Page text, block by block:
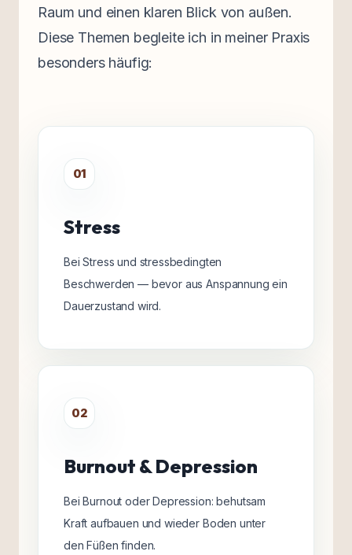
Raum und einen klaren Blick von außen.
Diese Themen begleite ich in meiner Praxis
besonders häufig:
01
Stress
Bei Stress und stressbedingten
Beschwerden — bevor aus Anspannung ein
Dauerzustand wird.
02
Burnout & Depression
Bei Burnout oder Depression: behutsam
Kraft aufbauen und wieder Boden unter
den Füßen finden.